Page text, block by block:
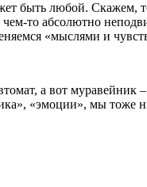
быть любой. Скажем,
чем-то абсолютно
«мыслями и
а вот муравейник
«эмоции», мы тоже